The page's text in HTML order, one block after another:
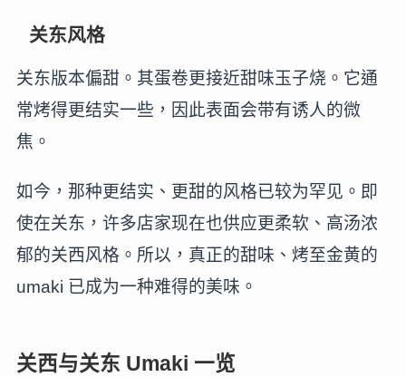
关东风格
关东版本偏甜。其蛋卷更接近甜味玉子烧。它通
常烤得更结实一些，因此表面会带有诱人的微
焦。
如今，那种更结实、更甜的风格已较为罕见。即
使在关东，许多店家现在也供应更柔软、高汤浓
郁的关西风格。所以，真正的甜味、烤至金黄的
umaki 已成为一种难得的美味。
关西与关东 Umaki 一览